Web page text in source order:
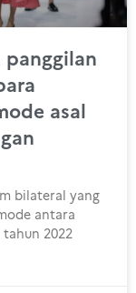
panggilan
asal
bilateral yang
antara
2022